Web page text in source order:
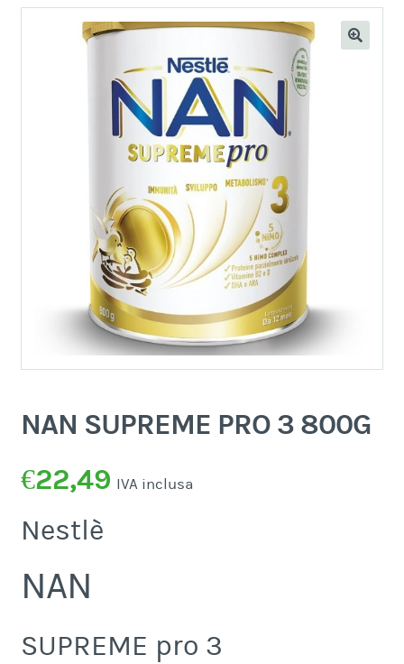
NAN SUPREME PRO 3 800G
€22,49 IVA inclusa
Nestlè
NAN
SUPREME pro 3